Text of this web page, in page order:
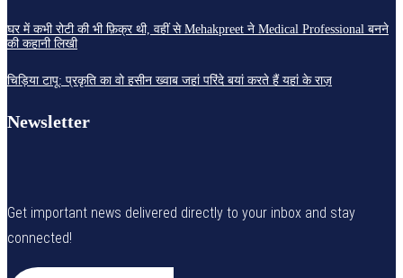
घर में कभी रोटी की भी फ़िक्र थी, वहीं से Mehakpreet ने Medical Professional बनने
की कहानी लिखी
चिड़िया टापू: प्रकृति का वो हसीन ख्वाब जहां परिंदे बयां करते हैं यहां के राज़
Newsletter
Get important news delivered directly to your inbox and stay
connected!